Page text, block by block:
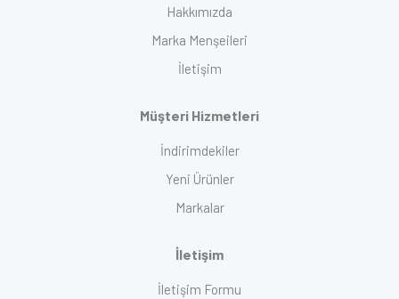
Hakkımızda
Marka Menşeileri
İletişim
Müşteri Hizmetleri
İndirimdekiler
Yeni Ürünler
Markalar
İletişim
İletişim Formu